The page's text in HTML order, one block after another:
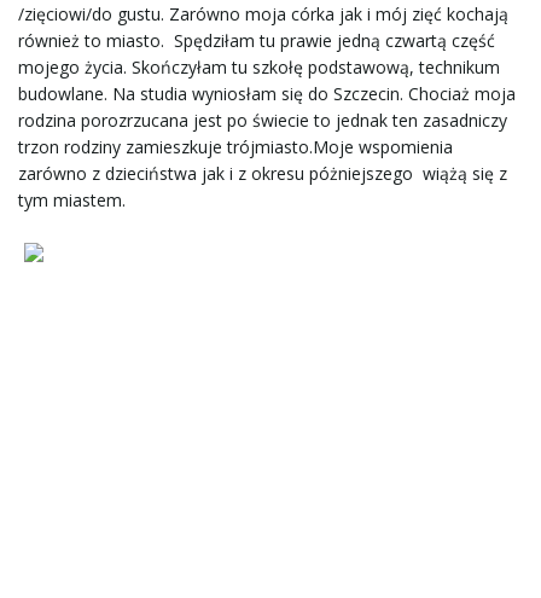
/zięciowi/do gustu. Zarówno moja córka jak i mój zięć kochają
również to miasto. Spędziłam tu prawie jedną czwartą część
mojego życia. Skończyłam tu szkołę podstawową, technikum
budowlane. Na studia wyniosłam się do Szczecin. Chociaż moja
rodzina porozrzucana jest po świecie to jednak ten zasadniczy
trzon rodziny zamieszkuje trójmiasto.Moje wspomienia
zarówno z dzieciństwa jak i z okresu póżniejszego wiążą się z
tym miastem.